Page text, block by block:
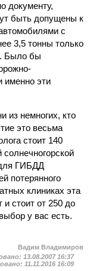
документу,
быть допущены к
с
3,5 тонны только
Было бы
именно эти
из немногих, кто
это весьма
стоит 140
солнечногорской
ГИБДД
потерянного
клиниках эта
стоит от 250 до
у вас есть.
Вадим Владимиров
13.08.2007 16:37
11.11.2016 16:09